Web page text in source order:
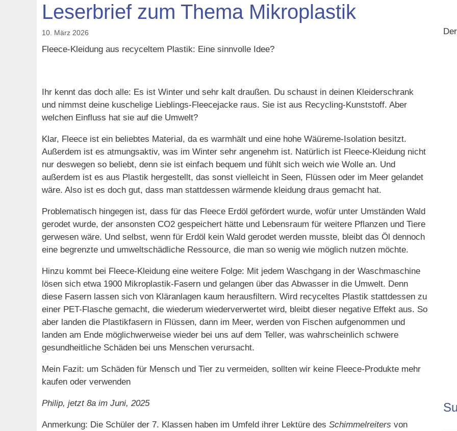
Leserbrief zum Thema Mikroplastik
10. März 2026
Fleece-Kleidung aus recyceltem Plastik: Eine sinnvolle Idee?
Ihr kennt das doch alle: Es ist Winter und sehr kalt draußen. Du schaust in deinen Kleiderschrank
und nimmst deine kuschelige Lieblings-Fleecejacke raus. Sie ist aus Recycling-Kunststoff. Aber
welchen Einfluss hat sie auf die Umwelt?
Klar, Fleece ist ein beliebtes Material, da es warmhält und eine hohe Wäüreme-Isolation besitzt.
Außerdem ist es atmungsaktiv, was im Winter sehr angenehm ist. Natürlich ist Fleece-Kleidung nicht
nur deswegen so beliebt, denn sie ist einfach bequem und fühlt sich weich wie Wolle an. Und
außerdem ist es aus Plastik hergestellt, das sonst vielleicht in Seen, Flüssen oder im Meer gelandet
wäre. Also ist es doch gut, dass man stattdessen wärmende kleidung draus gemacht hat.
Problematisch hingegen ist, dass für das Fleece Erdöl gefördert wurde, wofür unter Umständen Wald
gerodet wurde, der ansonsten CO2 gespeichert hätte und Lebensraum für weitere Pflanzen und Tiere
gerwesen wäre. Und selbst, wenn für Erdöl kein Wald gerodet werden musste, bleibt das Öl dennoch
eine begrenzte und umweltschädliche Ressource, die man so wenig wie möglich nutzen möchte.
Hinzu kommt bei Fleece-Kleidung eine weitere Folge: Mit jedem Waschgang in der Waschmaschine
lösen sich etwa 1900 Mikroplastik-Fasern und gelangen über das Abwasser in die Umwelt. Denn
diese Fasern lassen sich von Kläranlagen kaum herausfiltern. Wird recyceltes Plastik stattdessen zu
einer PET-Flasche gemacht, die wiederum wiederverwertet wird, bleibt dieser negative Effekt aus. So
aber landen die Plastikfasern in Flüssen, dann im Meer, werden von Fischen aufgenommen und
landen am Ende möglichwerweise wieder bei uns auf dem Teller, was wahrscheinlich schwere
gesundheitliche Schäden bei uns Menschen verursacht.
Mein Fazit: um Schäden für Mensch und Tier zu vermeiden, sollten wir keine Fleece-Produkte mehr
kaufen oder verwenden
Philip, jetzt 8a im Juni, 2025
Anmerkung: Die Schüler der 7. Klassen haben im Umfeld ihrer Lektüre des Schimmelreiters von